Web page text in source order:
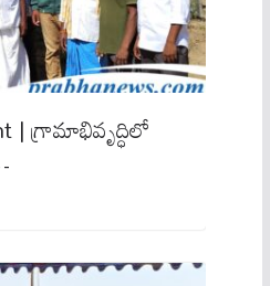
| గ్రామాభివృద్ధిలో